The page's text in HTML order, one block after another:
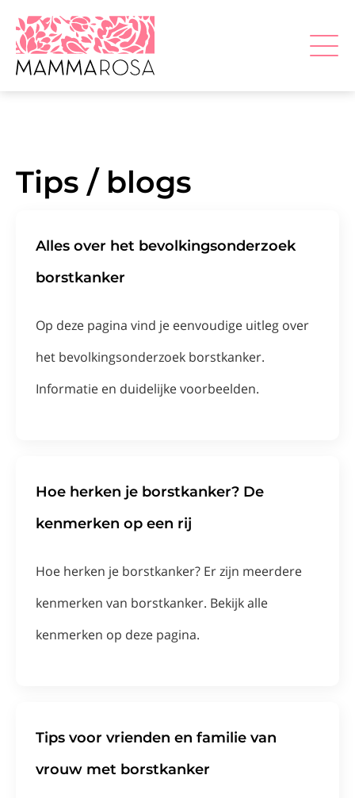
Tips / blogs
Alles over het bevolkingsonderzoek
borstkanker
Op deze pagina vind je eenvoudige uitleg over
het bevolkingsonderzoek borstkanker.
Informatie en duidelijke voorbeelden.
Hoe herken je borstkanker? De
kenmerken op een rij
Hoe herken je borstkanker? Er zijn meerdere
kenmerken van borstkanker. Bekijk alle
kenmerken op deze pagina.
Tips voor vrienden en familie van
vrouw met borstkanker